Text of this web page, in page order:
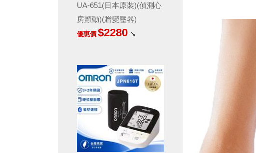
UA-651(日本原裝)(偵測心
房顫動)(贈變壓器)
優惠價 $2280↘